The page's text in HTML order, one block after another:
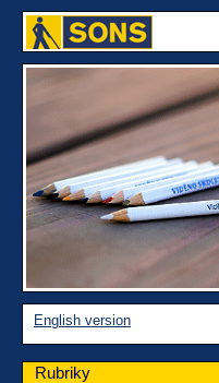
English version
Rubriky